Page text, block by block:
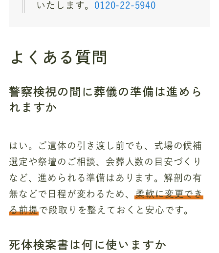
いたします。 0120-22-5940
よくある質問
警察検視の間に葬儀の準備は進めら
れますか
はい。ご遺体の引き渡し前でも、式場の候補
選定や祭壇のご相談、会葬人数の目安づくり
など、進められる準備はあります。解剖の有
無などで日程が変わるため、柔軟に変更でき
る前提で段取りを整えておくと安心です。
死体検案書は何に使いますか